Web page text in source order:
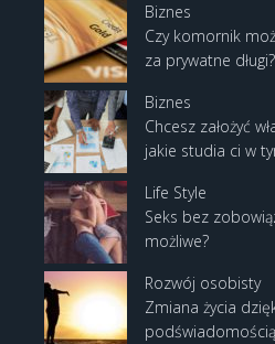
Biznes
Czy komornik
za prywatne długi?
Biznes
Chcesz założyć
jakie studia ci w
Life Style
Seks bez
możliwe?
Rozwój osobisty
Zmiana życia